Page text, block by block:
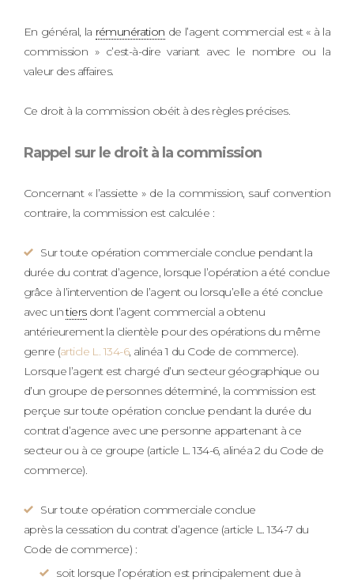
En général, la rémunération de l’agent commercial est « à la
commission » c’est-à-dire variant avec le nombre ou la
valeur des affaires.
Ce droit à la commission obéit à des règles précises.
Rappel sur le droit à la commission
Concernant « l’assiette » de la commission, sauf convention
contraire, la commission est calculée :
Sur toute opération commerciale conclue pendant la
durée du contrat d’agence, lorsque l’opération a été conclue
grâce à l’intervention de l’agent ou lorsqu’elle a été conclue
avec untiersdont l’agent commercial a obtenu
antérieurement la clientèle pour des opérations du même
genre (article L. 134-6, alinéa 1 du Code de commerce).
Lorsque l’agent est chargé d’un secteur géographique ou
d’un groupe de personnes déterminé, la commission est
perçue sur toute opération conclue pendant la durée du
contrat d’agence avec une personne appartenant à ce
secteur ou à ce groupe (article L. 134-6, alinéa 2 du Code de
commerce).
Sur toute opération commerciale conclue
après la cessation du contrat d’agence (article L. 134-7 du
Code de commerce) :
soit lorsque l’opération est principalement due à